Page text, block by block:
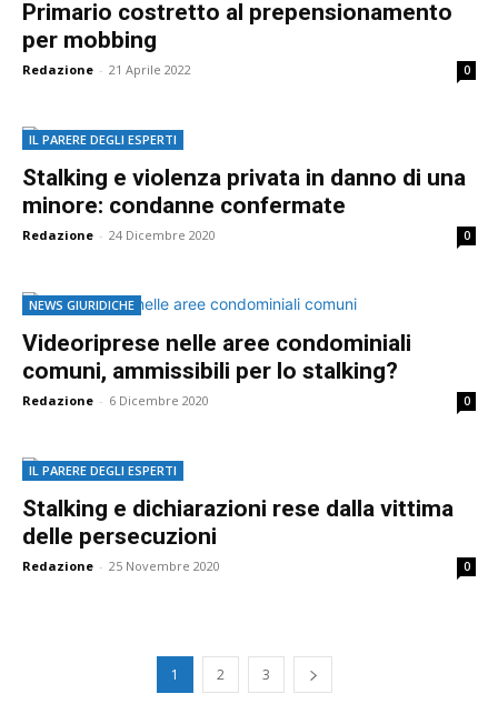
Primario costretto al prepensionamento
per mobbing
Redazione - 21 Aprile 2022 0
IL PARERE DEGLI ESPERTI
Stalking e violenza privata in danno di una
minore: condanne confermate
Redazione - 24 Dicembre 2020 0
NEWS GIURIDICHE
Videoriprese nelle aree condominiali
comuni, ammissibili per lo stalking?
Redazione - 6 Dicembre 2020 0
IL PARERE DEGLI ESPERTI
Stalking e dichiarazioni rese dalla vittima
delle persecuzioni
Redazione - 25 Novembre 2020 0
1 2 3